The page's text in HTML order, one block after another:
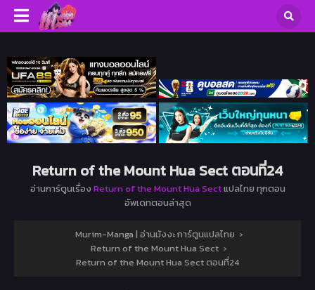
Return of the Mount Hua Sect ตอนที่24
อ่านการ์ตูนเรื่อง Return of the Mount Hua Sectแปลไทย ทุกตอน
อัพเดทตอนล่าสุด
Murim-Manga | อ่านมังงะ การ์ตูนแปลไทย ›
Return of the Mount Hua Sect ›
Return of the Mount Hua Sect ตอนที่24